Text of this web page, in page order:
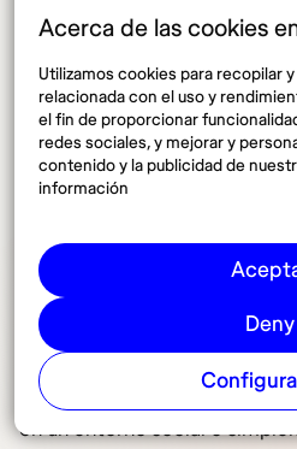
Acerca de las cookies
Utilizamos cookies para recopilar
relacionada con el uso y
el fin de proporcionar
redes sociales, y mejorar y
contenido y la publicidad de
información
Deny
Disfruta de los espacios gratuitos
Elegir un espacio de
una excelente opción para
reducir costos,
trabajas de manera remota
coworkings gratuitos
comodidades que ofrecen
como salas de reuniones,
servicios personalizados. A
limitaciones, los coworkings
para quienes desean
en un entorno social o